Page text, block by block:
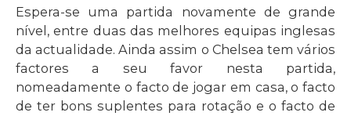
Espera-se uma partida novamente de grande
nível, entre duas das melhores equipas inglesas
da actualidade. Ainda assim o Chelsea tem vários
factores a seu favor nesta partida,
nomeadamente o facto de jogar em casa, o facto
de ter bons suplentes para rotação e o facto de